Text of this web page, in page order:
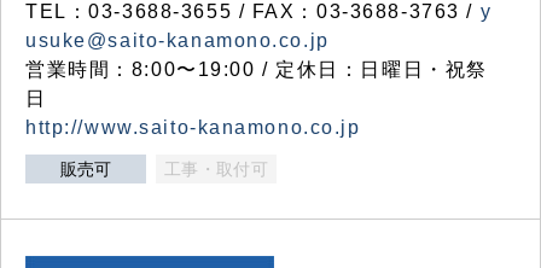
TEL：03-3688-3655 / FAX：03-3688-3763 / y
usuke@saito-kanamono.co.jp
営業時間：8:00〜19:00 / 定休日：日曜日・祝祭
日
http://www.saito-kanamono.co.jp
販売可 工事・取付可